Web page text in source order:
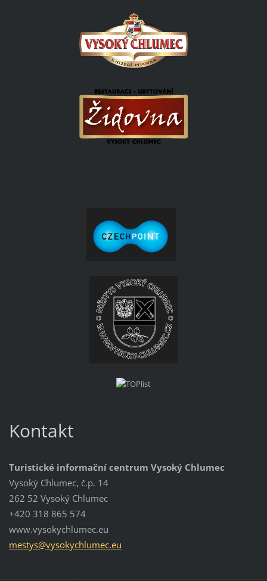
Kontakt
Turistické informační centrum Vysoký Chlumec
Vysoký Chlumec, č.p. 14
262 52 Vysoký Chlumec
+420 318 865 574
www.vysokychlumec.eu
mestys@vysokychlumec.eu